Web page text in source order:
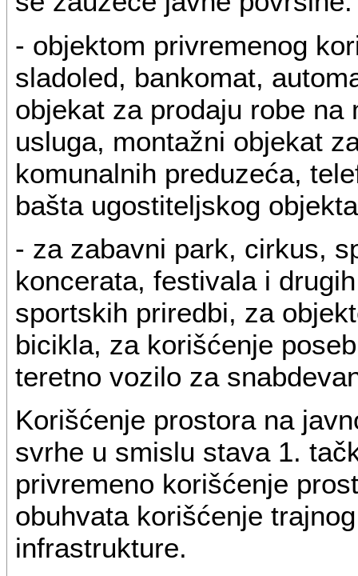
- objektom privremenog
sladoled, bankomat,
objekat za prodaju robe
usluga, montažni objekat
komunalnih preduzeća,
bašta ugostiteljskog
- za zabavni park, cirkus,
koncerata, festivala i
sportskih priredbi, za
bicikla, za korišćenje
teretno vozilo za
Korišćenje prostora na
svrhe u smislu stava 1.
privremeno korišćenje
obuhvata korišćenje
infrastrukture.